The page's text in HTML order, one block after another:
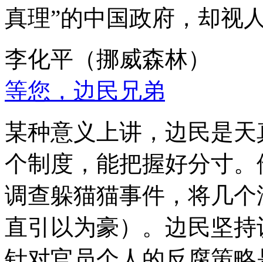
真理”的中国政府，却视
李化平（挪威森林）
等您，边民兄弟
某种意义上讲，边民是
个制度，能把握好分寸
调查躲猫猫事件，将几
直引以为豪）。边民坚